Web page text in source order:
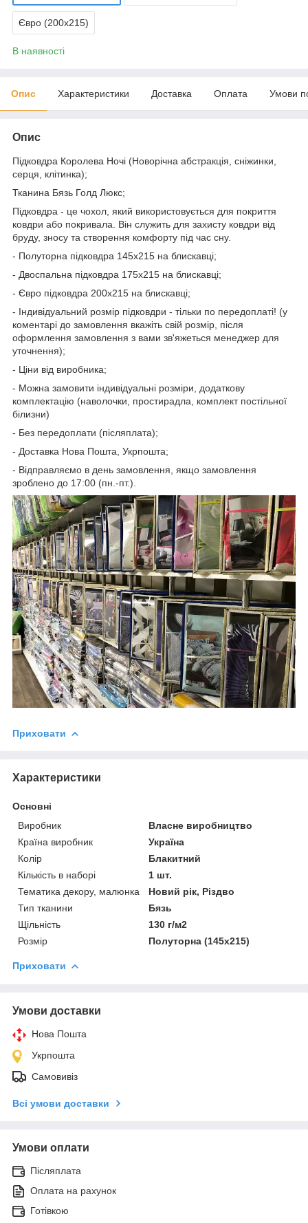
Євро (200х215)
В наявності
Опис Характеристики Доставка Оплата Умови
Опис
Підковдра Королева Ночі (Новорічна абстракція, сніжинки,
серця, клітинка);
Тканина Бязь Голд Люкс;
Підковдра - це чохол, який використовується для покриття
ковдри або покривала. Він служить для захисту ковдри від
бруду, зносу та створення комфорту під час сну.
- Полуторна підковдра 145х215 на блискавці;
- Двоспальна підковдра 175х215 на блискавці;
- Євро підковдра 200х215 на блискавці;
- Індивідуальний розмір підковдри - тільки по передоплаті! (у
коментарі до замовлення вкажіть свій розмір, після
оформлення замовлення з вами зв'яжеться менеджер для
уточнення);
- Ціни від виробника;
- Можна замовити індивідуальні розміри, додаткову
комплектацію (наволочки, простирадла, комплект постільної
білизни)
- Без передоплати (післяплата);
- Доставка Нова Пошта, Укрпошта;
- Відправляємо в день замовлення, якщо замовлення
зроблено до 17:00 (пн.-пт.).
Приховати
Характеристики
Основні
Виробник
Власне виробництво
Країна виробник
Україна
Колір
Блакитний
Кількість в наборі
1 шт.
Тематика декору, малюнка
Новий рік, Різдво
Тип тканини
Бязь
Щільність
130 г/м2
Розмір
Полуторна (145х215)
Приховати
Умови доставки
Нова Пошта
Укрпошта
Самовивіз
Всі умови доставки
Умови оплати
Післяплата
Оплата на рахунок
Готівкою